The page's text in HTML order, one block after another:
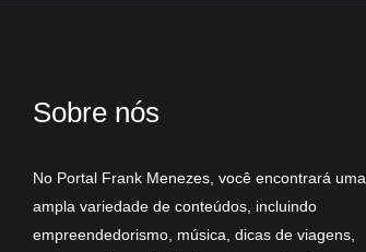
Sobre nós
No Portal Frank Menezes, você encontrará uma
ampla variedade de conteúdos, incluindo
empreendedorismo, música, dicas de viagens,